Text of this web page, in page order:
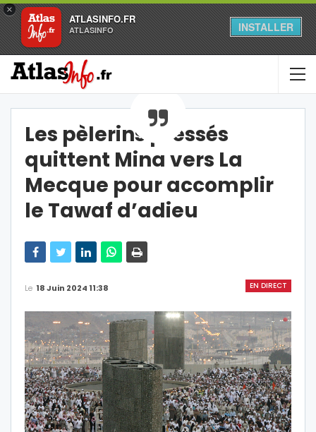
×
ATLASINFO.FR
ATLASINFO INSTALLER
Les pèlerins pressés
quittent Mina vers La
Mecque pour accomplir
le Tawaf d’adieu
EN DIRECT
Le 18 Juin 2024 11:38